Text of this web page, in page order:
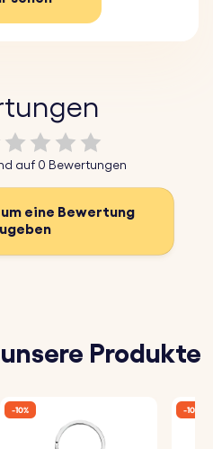
einzugravieren, der für
eine besondere
Schlüsselanhänger
Er ist der perfekte Weg,
Symbol für wertvolle
Orte. Ob der Ort des
auf 0 Bewertungen
eine Bewertung
Produkte
-10% -10%